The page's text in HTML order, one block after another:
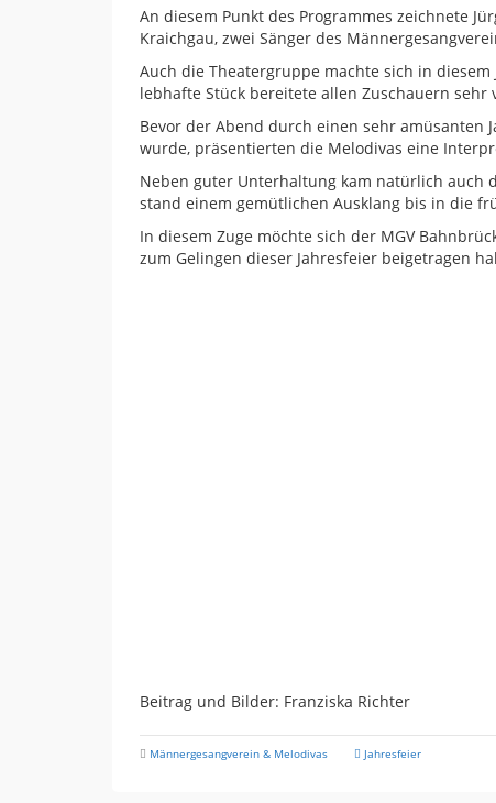
An diesem Punkt des Programmes zeichnete
Kraichgau, zwei Sänger des
Auch die Theatergruppe machte sich in
lebhafte Stück bereitete allen Zuschauern
Bevor der Abend durch einen sehr amüsanten
wurde, präsentierten die Melodivas eine
Neben guter Unterhaltung kam natürlich auch
stand einem gemütlichen Ausklang bis in die
In diesem Zuge möchte sich der MGV
zum Gelingen dieser Jahresfeier beigetragen
Beitrag und Bilder: Franziska Richter
Männergesangverein & Melodivas Jahresfeier